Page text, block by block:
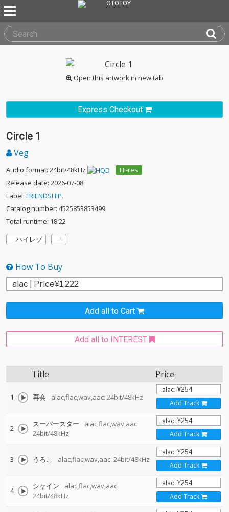
Open this artwork in new tab
Express Checkout
Circle 1
Veg
Audio format: 24bit/48kHz
Hi-res
Release date: 2026-07-08
Label: FRIENDSHIP.
Catalog number: 4525853853499
Total runtime: 18:22
ハイレゾ
How To Buy
Add all to Cart
Add all to INTEREST
Title Price
1 再会 alac,flac,wav,aac: 24bit/48kHz
Add Track
2 スーパースター
alac,flac,wav,aac:
24bit/48kHz
Add Track
3 うろこ alac,flac,wav,aac: 24bit/48kHz
Add Track
4 シャイン
alac,flac,wav,aac:
24bit/48kHz
Add Track